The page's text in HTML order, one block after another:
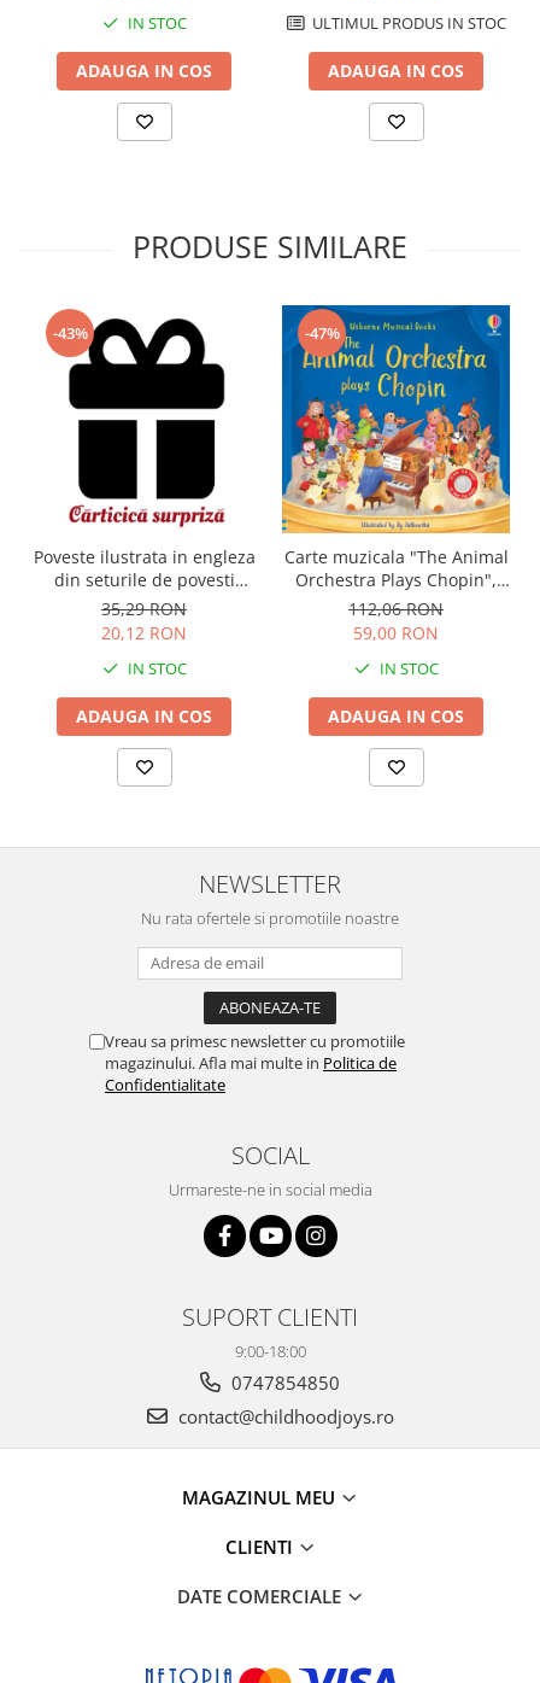
IN STOC
ADAUGA IN COS
ULTIMUL PRODUS IN STOC
ADAUGA IN COS
PRODUSE SIMILARE
-43%
Poveste ilustrata in engleza
din seturile de povesti
Usborne
35,29 RON
20,12 RON
IN STOC
ADAUGA IN COS
-47%
Carte muzicala "The Animal
Orchestra Plays Chopin",
cartonata, Usborne
112,06 RON
59,00 RON
IN STOC
ADAUGA IN COS
NEWSLETTER
Nu rata ofertele si promotiile noastre
Vreau sa primesc newsletter cu promotiile
magazinului. Afla mai multe in Politica de
Confidentialitate
SOCIAL
Urmareste-ne in social media
SUPORT CLIENTI
9:00-18:00
0747854850
contact@childhoodjoys.ro
MAGAZINUL MEU
CLIENTI
DATE COMERCIALE